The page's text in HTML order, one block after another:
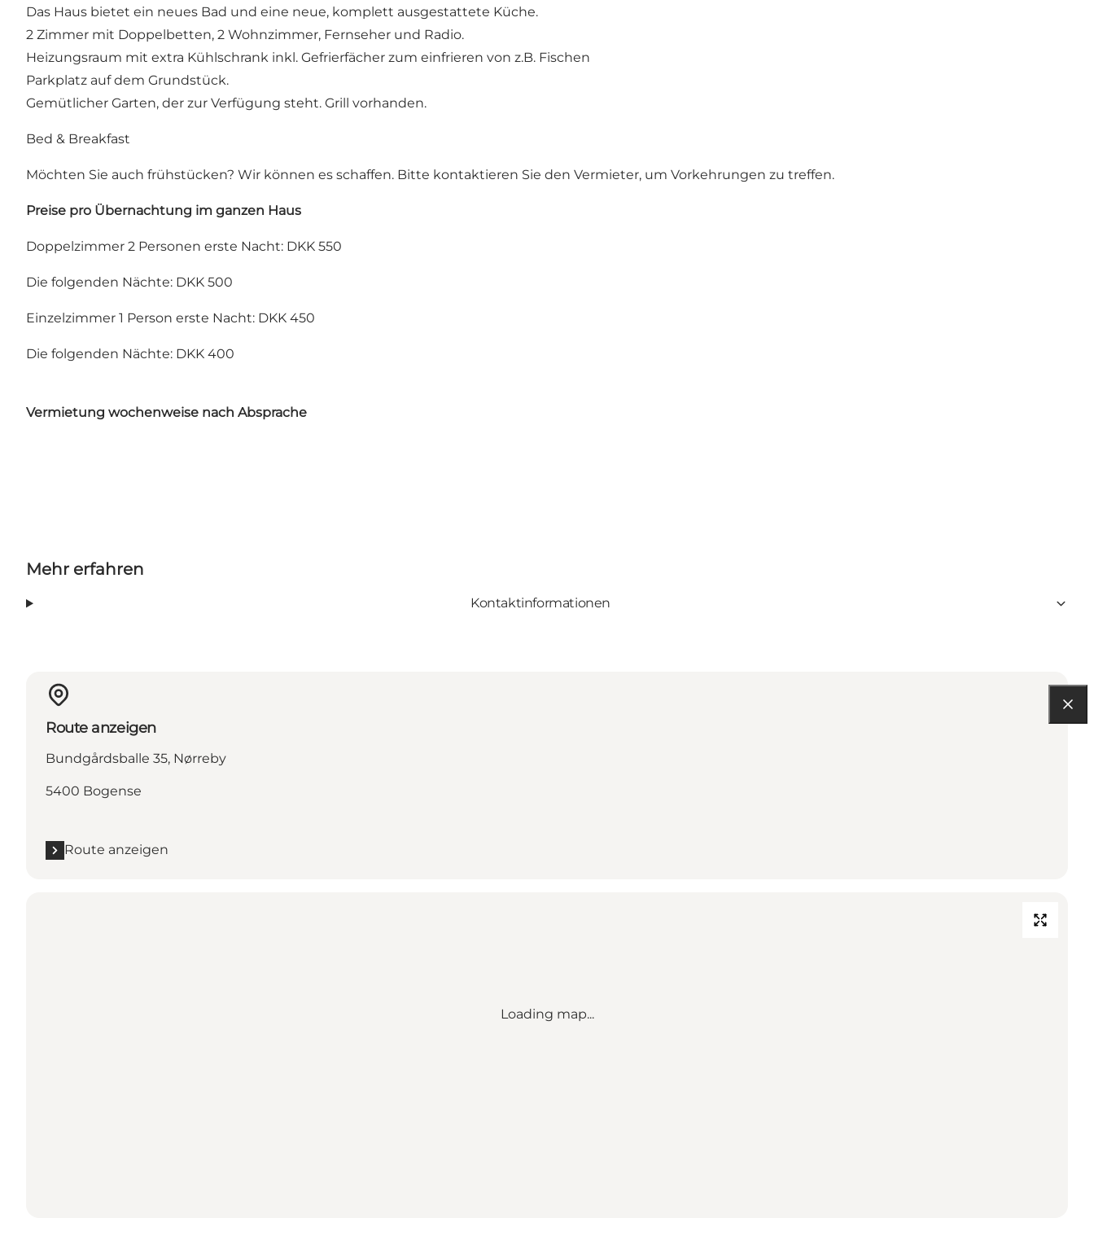
Das Haus bietet ein neues Bad und eine neue, komplett ausgestattete Küche.
2 Zimmer mit Doppelbetten, 2 Wohnzimmer, Fernseher und Radio.
Heizungsraum mit extra Kühlschrank inkl. Gefrierfächer zum einfrieren von z.B. Fischen
Parkplatz auf dem Grundstück.
Gemütlicher Garten, der zur Verfügung steht. Grill vorhanden.
Bed & Breakfast
Möchten Sie auch frühstücken? Wir können es schaffen. Bitte kontaktieren Sie den Vermieter, um Vorkehrungen zu treffen.
Preise pro Übernachtung im ganzen Haus
Doppelzimmer 2 Personen erste Nacht: DKK 550
Die folgenden Nächte: DKK 500
Einzelzimmer 1 Person erste Nacht: DKK 450
Die folgenden Nächte: DKK 400
Vermietung wochenweise nach Absprache
Mehr erfahren
Kontaktinformationen
Route anzeigen
Bundgårdsballe 35, Nørreby
5400 Bogense
Route anzeigen
Loading map...